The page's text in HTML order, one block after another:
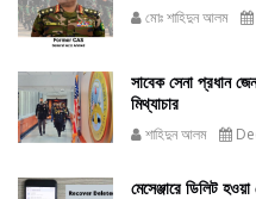
মোঃ শাহিদুন আলম
সাবেক সেনা প্রধান
মিথ্যাচার
শাহিদুন আলম
মেসেঞ্জারে ডিলিট